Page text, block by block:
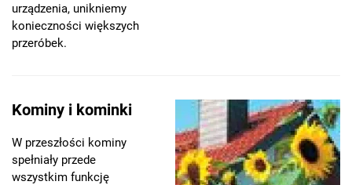
urządzenia, unikniemy
konieczności większych
przeróbek.
Kominy i kominki
W przeszłości kominy
spełniały przede
wszystkim funkcję